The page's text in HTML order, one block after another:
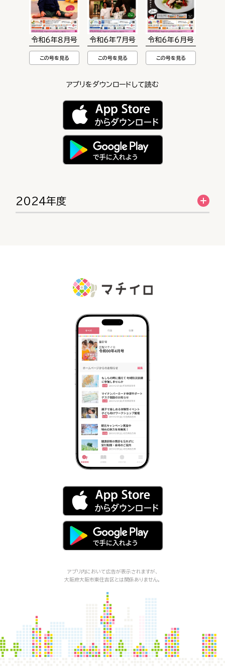
令和６年８月号
この号を見る
令和６年７月号
この号を見る
令和６年６月号
この号を見る
アプリをダウンロードして読む
2024年度
アプリ内において広告が表示されますが、
大阪府大阪市東住吉区 とは関係ありません。